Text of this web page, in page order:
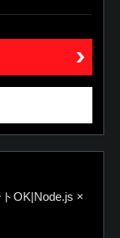
OK|Node.js ×